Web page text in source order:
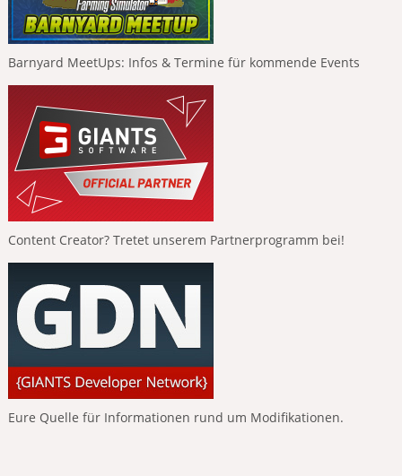
Barnyard MeetUps: Infos & Termine für kommende Events
Content Creator? Tretet unserem Partnerprogramm bei!
Eure Quelle für Informationen rund um Modifikationen.